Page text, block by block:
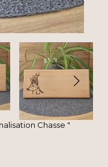
Chasse "